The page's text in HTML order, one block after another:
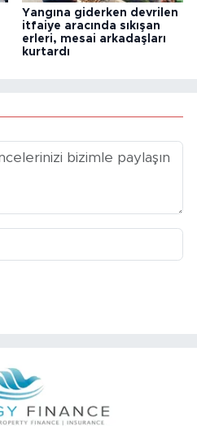
Yangına giderken devrilen
itfaiye aracında sıkışan
erleri, mesai arkadaşları
kurtardı